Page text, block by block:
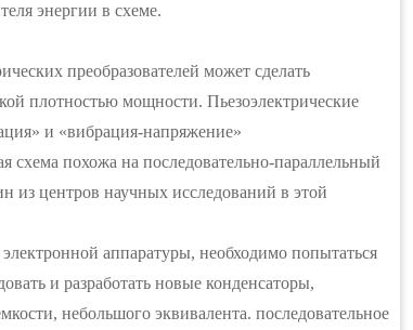
энергии в схеме.
преобразователей может сделать
плотностью мощности. Пьезоэлектрические
и «вибрация-напряжение»
схема похожа на последовательно-параллельный
из центров научных исследований в этой
аппаратуры, необходимо попытаться
и разработать новые конденсаторы,
небольшого эквивалента. последовательное